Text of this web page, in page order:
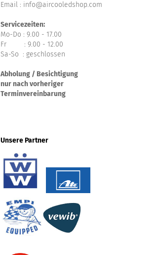
Email : info@aircooledshop.com
Servicezeiten:
Mo-Do : 9.00 - 17.00
Fr : 9.00 - 12.00
Sa-So : geschlossen
Abholung / Besichtigung
nur nach vorheriger
Terminvereinbarung
Unsere Partner